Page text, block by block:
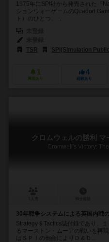
1975年にSPI社から発売された『
ションウォーゲームのQuadori
ト）のひとつ。 ...
TSR
SPI(Simulation
1
興味あり
4
経験あり
クロムウェルの勝利
Cromwell's Victory:
30年戦争システムによる英国内戦
Strategy＄Tactics誌付録であり、
るマーストン・ムーアの戦いを再
はＳＰＩの倒産によりＤ＆Ｄ...